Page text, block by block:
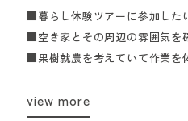
■暮らし体験ツアーに参加した
■空き家とその周辺の雰囲気を
■果樹就農を考えていて作業を
view more